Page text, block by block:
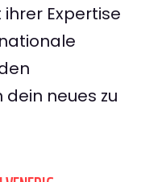
Expertise
neues zu